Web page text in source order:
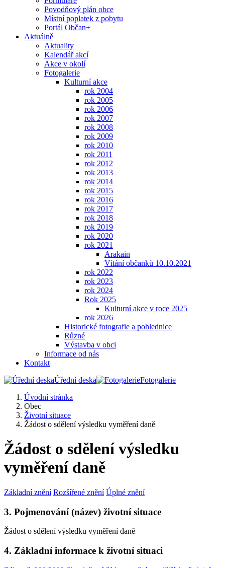
Povodňový plán obce
Místní poplatek z pobytu
Portál Občan+
Aktuálně
Aktuality
Kalendář akcí
Akce v okolí
Fotogalerie
Kulturní akce
rok 2004
rok 2005
rok 2006
rok 2007
rok 2008
rok 2009
rok 2010
rok 2011
rok 2012
rok 2013
rok 2014
rok 2015
rok 2016
rok 2017
rok 2018
rok 2019
rok 2020
rok 2021
Arakain
Vítání občanků 10.10.2021
rok 2022
rok 2023
rok 2024
Rok 2025
Kulturní akce v roce 2025
rok 2026
Historické fotografie a pohlednice
Různé
Výstavba v obci
Informace od nás
Kontakt
Úřední deska
Fotogalerie
Úvodní stránka
Obec
Životní situace
Žádost o sdělení výsledku vyměření daně
Žádost o sdělení výsledku
vyměření daně
Základní znění Rozšířené znění Úplné znění
3. Pojmenování (název) životní situace
Žádost o sdělení výsledku vyměření daně
4. Základní informace k životní situaci